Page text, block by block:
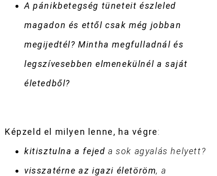
A pánikbetegség tüneteit észleled
magadon és ettől csak még jobban
megijedtél? Mintha megfulladnál és
legszívesebben elmenekülnél a saját
életedből?
Képzeld el milyen lenne, ha végre:
kitisztulna a fejed a sok agyalás helyett?
visszatérne az igazi életöröm, a